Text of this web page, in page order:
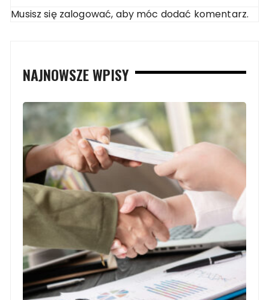
Musisz się zalogować, aby móc dodać komentarz.
NAJNOWSZE WPISY